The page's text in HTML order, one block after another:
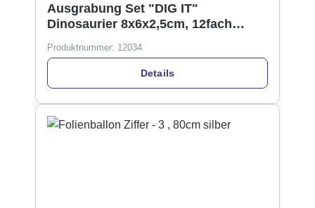
Ausgrabung Set "DIG IT"
Dinosaurier 8x6x2,5cm, 12fach
Produktnummer: 12034
Details